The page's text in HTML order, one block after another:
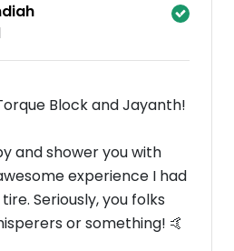
Block and Jayanth!
and shower you with
experience I had
Seriously, you folks
or something! 🤙